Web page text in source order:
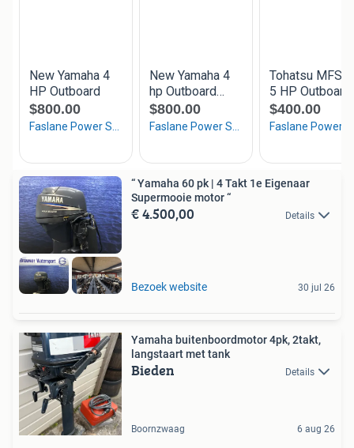
“ Yamaha 60 pk | 4 Takt 1e Eigenaar
Supermooie motor “
€ 4.500,00 Details
Bezoek website 30 jul 26
Yamaha buitenboordmotor 4pk, 2takt,
langstaart met tank
Bieden Details
Boornzwaag 6 aug 26